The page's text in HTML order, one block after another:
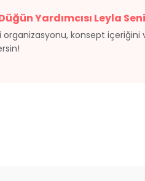
Yardımcısı Leyla
organizasyonu, konsept